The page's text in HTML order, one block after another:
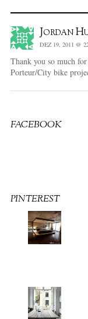
Jordan
DEZ 19, 2011 @
Thank you so much
Porteur/City bike
FACEBOOK
PINTEREST